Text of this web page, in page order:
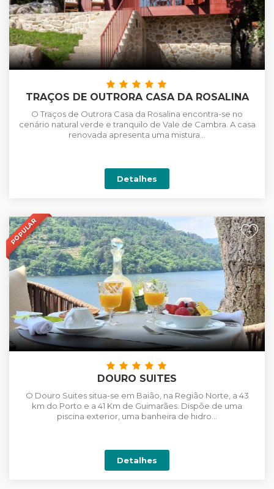
TRAÇOS DE OUTRORA CASA DA ROSALINA
O Traços de Outrora Casa da Rosalina encontra-se no
cenário natural verde e tranquilo de Vale de Cambra. A casa
renovada apresenta uma mistura...
Detalhes
POPULAR +
DOURO SUITES
O Douro Suites situa-se em Baião, na Região Norte, a 43
km do Porto e a 41 Km de Guimarães. Dispõe de uma
piscina exterior, uma banheira de hidro...
Detalhes